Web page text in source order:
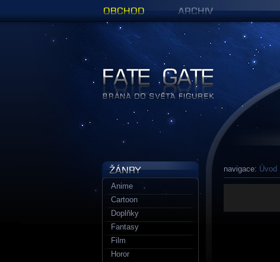
navigace: Úvod
Anime
Cartoon
Doplňky
Fantasy
Film
Horor
Figurky a sošky | Fate Gate